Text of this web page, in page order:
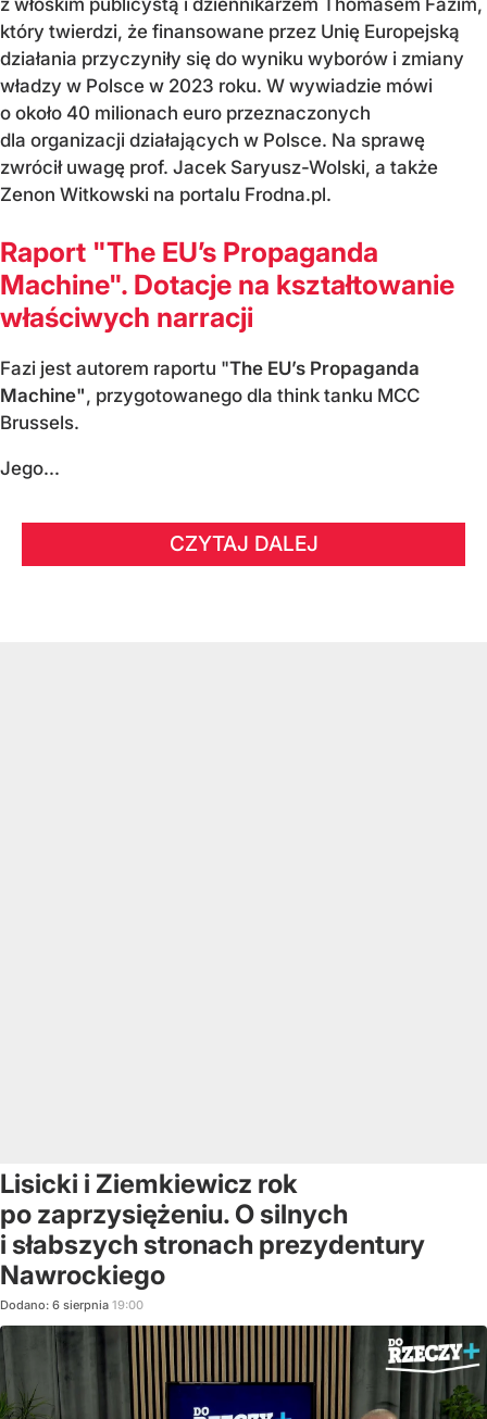
z włoskim publicystą i dziennikarzem Thomasem Fazim,
który twierdzi, że finansowane przez Unię Europejską
działania przyczyniły się do wyniku wyborów i zmiany
władzy w Polsce w 2023 roku. W wywiadzie mówi
o około 40 milionach euro przeznaczonych
dla organizacji działających w Polsce. Na sprawę
zwrócił uwagę prof. Jacek Saryusz-Wolski, a także
Zenon Witkowski na portalu Frodna.pl.
Raport "The EU’s Propaganda
Machine". Dotacje na kształtowanie
właściwych narracji
Fazi jest autorem raportu "The EU’s Propaganda
Machine", przygotowanego dla think tanku MCC
Brussels.
Jego...
CZYTAJ DALEJ
Lisicki i Ziemkiewicz rok
po zaprzysiężeniu. O silnych
i słabszych stronach prezydentury
Nawrockiego
Dodano: 6 sierpnia 19:00